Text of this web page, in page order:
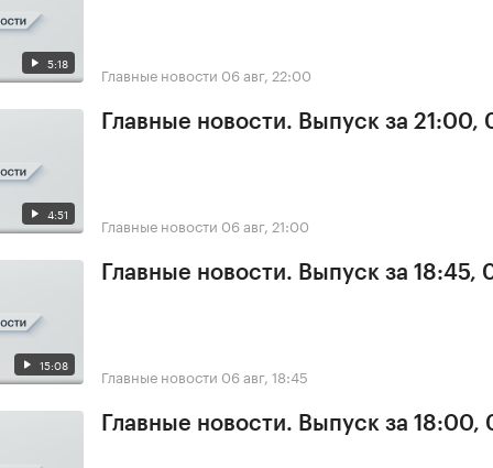
5:18 Главные новости 06 авг, 22:00
4:51
Главные новости. Выпуск за
Главные новости 06 авг, 21:00
15:08
Главные новости. Выпуск за
Главные новости 06 авг, 18:45
Главные новости. Выпуск за